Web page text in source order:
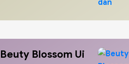
Beuty Blossom Ui